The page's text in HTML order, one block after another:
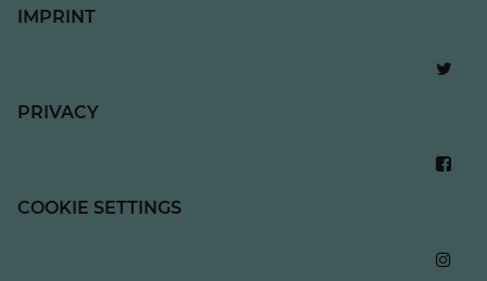
IMPRINT
PRIVACY
COOKIE SETTINGS